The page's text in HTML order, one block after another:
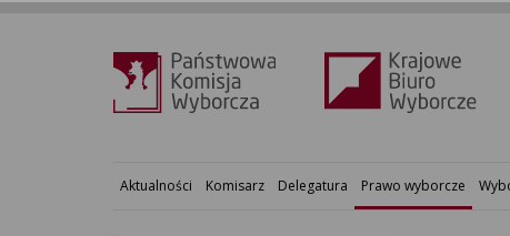
Aktualności Komisarz Delegatura Prawo wyborcze